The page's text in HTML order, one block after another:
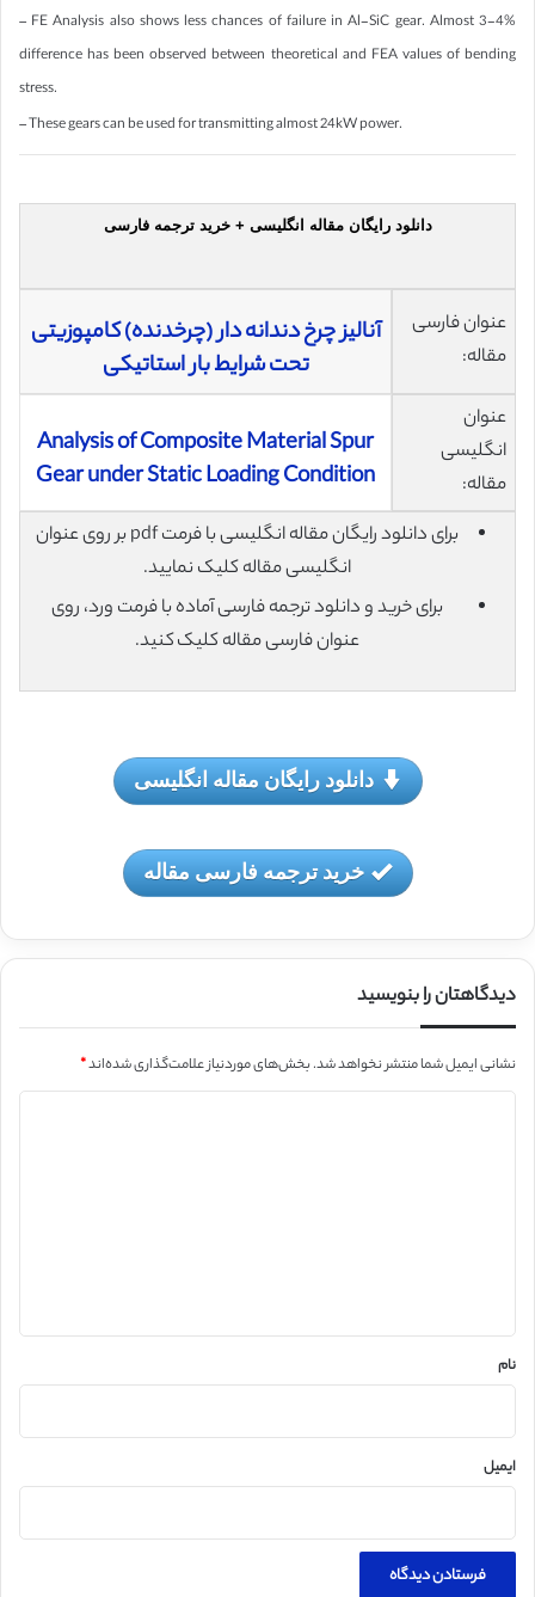
– FE Analysis also shows less chances of failure in Al-SiC gear. Almost 3-4%
difference has been observed between theoretical and FEA values of bending
stress.
– These gears can be used for transmitting almost 24kW power.
دانلود رایگان مقاله انگلیسی + خرید ترجمه فارسی
عنوان فارسی
مقاله:
آنالیز چرخ دندانه دار (چرخدنده) کامپوزیتی
تحت شرایط بار استاتیکی
عنوان
انگلیسی
مقاله:
Analysis of Composite Material Spur
Gear under Static Loading Condition
برای دانلود رایگان مقاله انگلیسی با فرمت pdf بر روی عنوان
انگلیسی مقاله کلیک نمایید.
برای خرید و دانلود ترجمه فارسی آماده با فرمت ورد، روی
عنوان فارسی مقاله کلیک کنید.
دانلود رایگان مقاله انگلیسی
خرید ترجمه فارسی مقاله
دیدگاهتان را بنویسید
نشانی ایمیل شما منتشر نخواهد شد.بخش‌های موردنیاز علامت‌گذاری شده‌اند*
نام
ایمیل